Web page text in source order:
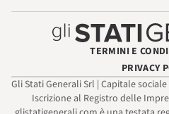
TERMINI E
PRIVACY
Gli Stati Generali Srl | Capitale sociale
Iscrizione al Registro delle